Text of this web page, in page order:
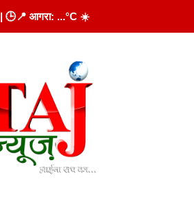
| 🕒📍 आगरा: ...°C ☀️